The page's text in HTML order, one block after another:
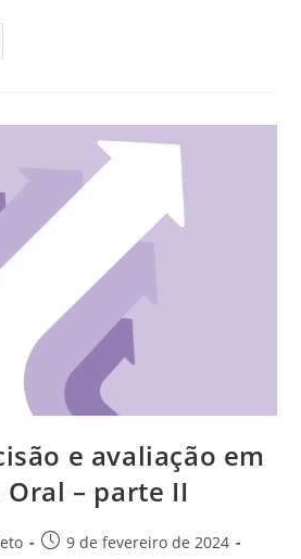
e avaliação em
– parte II
9 de fevereiro de 2024